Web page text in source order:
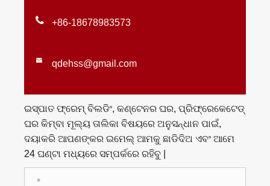
 +86-18678983573
 qdehss@gmail.com
ଇସ୍ପାତ ଫ୍ରେମ୍ ବିଲଡିଂ, କଣ୍ଟେନର ଘର, ପ୍ରିଫ୍ରେକେଟେଡ୍
ଘର କିମ୍ବା ମୂଲ୍ୟ ତାଲିକା ବିଷୟରେ ଅନୁସନ୍ଧାନ ପାଇଁ,
ଦୟାକରି ଆପଣଙ୍କର ଇମେଲ୍ ଆମକୁ ଛାଡିଦିଅ ଏବଂ ଆମେ
24 ଘଣ୍ଟା ମଧ୍ୟରେ ସମ୍ପର୍କରେ ରହିବୁ |